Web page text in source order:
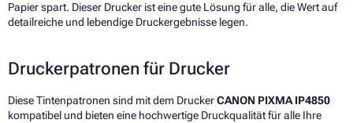
Papier spart. Dieser Drucker ist eine gute Lösung für alle, die Wert auf
detailreiche und lebendige Druckergebnisse legen.
Druckerpatronen für Drucker
Diese Tintenpatronen sind mit dem DruckerCANON PIXMA IP4850
kompatibel und bieten eine hochwertige Druckqualität für alle Ihre